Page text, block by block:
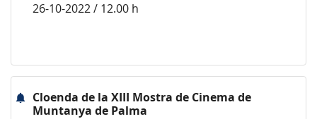
26-10-2022 / 12.00 h
Cloenda de la XIII Mostra de Cinema de
Muntanya de Palma